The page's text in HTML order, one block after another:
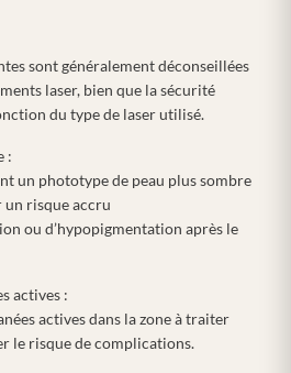
sont généralement déconseillées
laser, bien que la sécurité
du type de laser utilisé.
:
un phototype de peau plus sombre
un risque accru
ou d’hypopigmentation après le
actives :
actives dans la zone à traiter
le risque de complications.